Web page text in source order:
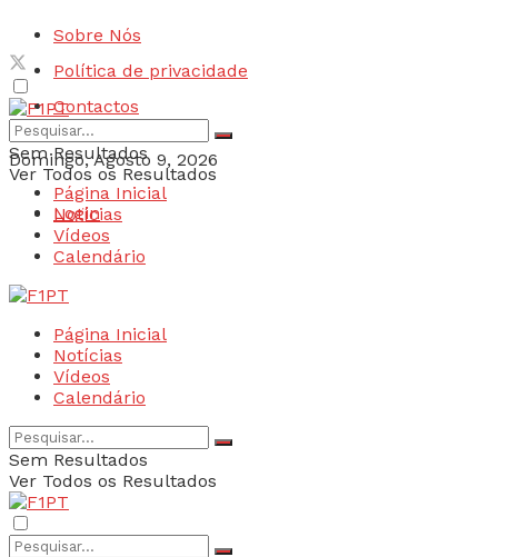
Sobre Nós
Política de privacidade
Contactos
Domingo, Agosto 9, 2026
Login
Sem Resultados
Ver Todos os Resultados
Página Inicial
Notícias
Vídeos
Calendário
Página Inicial
Notícias
Vídeos
Calendário
Sem Resultados
Ver Todos os Resultados